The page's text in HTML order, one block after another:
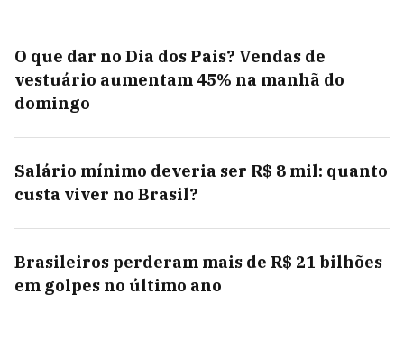
O que dar no Dia dos Pais? Vendas de
vestuário aumentam 45% na manhã do
domingo
Salário mínimo deveria ser R$ 8 mil: quanto
custa viver no Brasil?
Brasileiros perderam mais de R$ 21 bilhões
em golpes no último ano